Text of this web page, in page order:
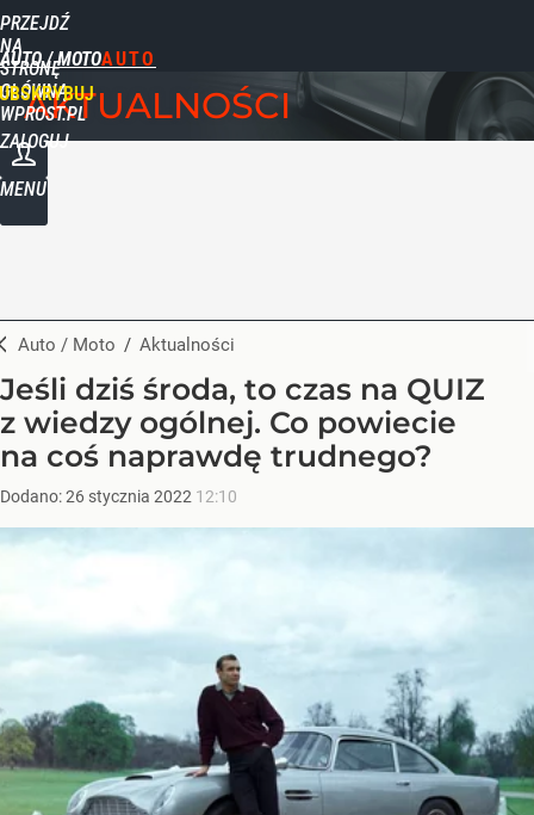
PRZEJDŹ
NA
STRONĘ
GŁÓWNĄ
WPROST.PL
AUTO / MOTO
ZALOGUJ
MENU
AKTUALNOŚCI
Auto / Moto / Aktualności
Jeśli dziś środa, to czas na QUIZ
z wiedzy ogólnej. Co powiecie
na coś naprawdę trudnego?
Dodano:26 stycznia 2022 12:10